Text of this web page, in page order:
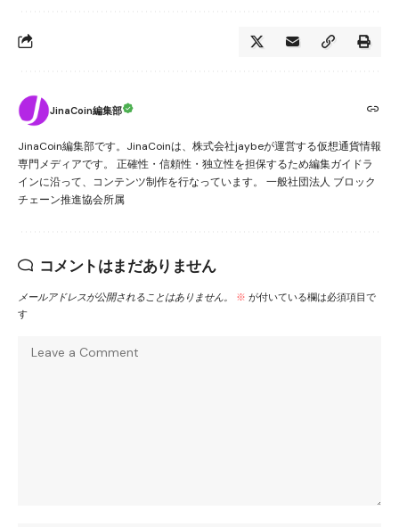
JinaCoin編集部
JinaCoin編集部です。JinaCoinは、株式会社jaybeが運営する仮想通貨情報
専門メディアです。 正確性・信頼性・独立性を担保するため編集ガイドラ
インに沿って、コンテンツ制作を行なっています。 一般社団法人 ブロック
チェーン推進協会所属
コメントはまだありません
メールアドレスが公開されることはありません。 ※ が付いている欄は必須項目で
す